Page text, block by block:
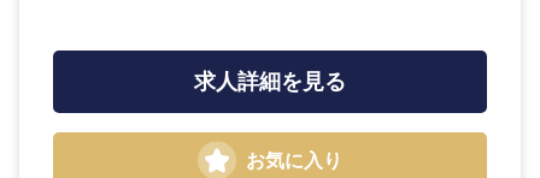
職
メディカ
ル
法律・特許事務所・監査法人
求人詳細を見る
お気に入り